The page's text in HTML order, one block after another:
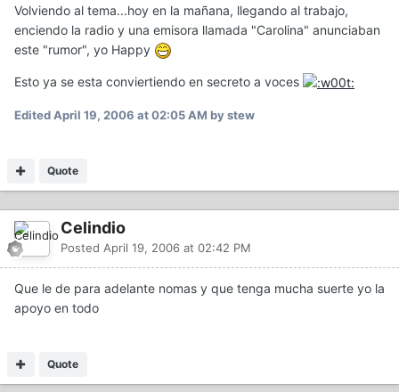
Volviendo al tema...hoy en la mañana, llegando al trabajo,
enciendo la radio y una emisora llamada "Carolina" anunciaban
este "rumor", yo Happy
Esto ya se esta conviertiendo en secreto a voces
EditedApril 19, 2006 at 02:05 AM by stew
Quote
Celindio
Posted April 19, 2006 at 02:42 PM
Que le de para adelante nomas y que tenga mucha suerte yo la
apoyo en todo
Quote